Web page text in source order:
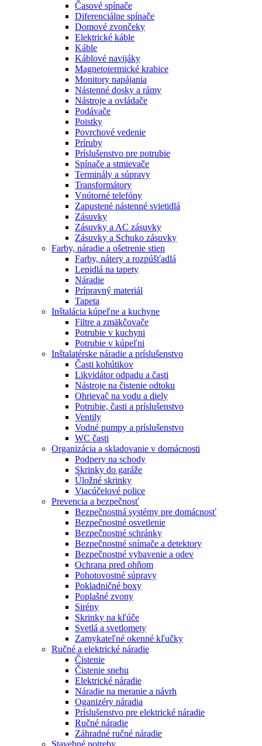
Časové spínače
Diferenciálne spínače
Domové zvončeky
Elektrické káble
Káble
Káblové navijáky
Magnetotermické krabice
Monitory napájania
Nástenné dosky a rámy
Nástroje a ovládače
Podávače
Poistky
Povrchové vedenie
Príruby
Príslušenstvo pre potrubie
Spínače a stmievače
Terminály a súpravy
Transformátory
Vnútorné telefóny
Zapustené nástenné svietidlá
Zásuvky
Zásuvky a AC zásuvky
Zásuvky a Schuko zásuvky
Farby, náradie a ošetrenie stien
Farby, nátery a rozpúšťadlá
Lepidlá na tapety
Náradie
Prípravný materiál
Tapeta
Inštalácia kúpeľne a kuchyne
Filtre a zmäkčovače
Potrubie v kuchyni
Potrubie v kúpeľni
Inštalatérske náradie a príslušenstvo
Časti kohútikov
Likvidátor odpadu a časti
Nástroje na čistenie odtoku
Ohrievač na vodu a diely
Potrubie, časti a príslušenstvo
Ventily
Vodné pumpy a príslušenstvo
WC časti
Organizácia a skladovanie v domácnosti
Podpery na schody
Skrinky do garáže
Úložné skrinky
Viacúčelové police
Prevencia a bezpečnosť
Bezpečnostná systémy pre domácnosť
Bezpečnostné osvetlenie
Bezpečnostné schránky
Bezpečnostné snímače a detektory
Bezpečnostné vybavenie a odev
Ochrana pred ohňom
Pohotovostné súpravy
Pokladničné boxy
Poplašné zvony
Sirény
Skrinky na kľúče
Svetlá a svetlomety
Zamykateľné okenné kľučky
Ručné a elektrické náradie
Čistenie
Čistenie snehu
Elektrické náradie
Náradie na meranie a návrh
Oganizéry náradia
Príslušenstvo pre elektrické náradie
Ručné náradie
Záhradné ručné náradie
Stavebné potreby